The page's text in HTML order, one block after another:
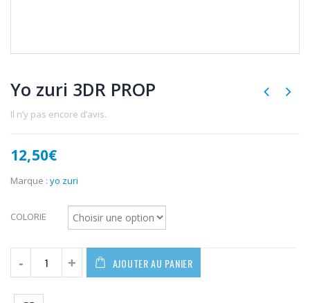
Yo zuri 3DR PROP
Il n’y pas encore d’avis.
12,50€
Marque : yo zuri
COLORIE
AJOUTER AU PANIER